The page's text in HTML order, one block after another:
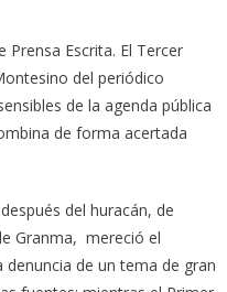
Escrita. El Tercer
del periódico
de la agenda pública
de forma acertada
del huracán, de
Granma, mereció el
de un tema de gran